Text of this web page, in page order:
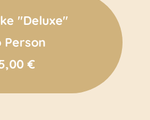
"Deluxe"
Person
€